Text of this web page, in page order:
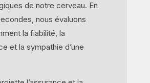
de notre cerveau. En
nous évaluons
la fiabilité, la
et la sympathie d’une